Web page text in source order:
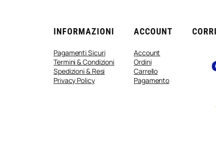
INFORMAZIONI
Pagamenti Sicuri
Termini & Condizioni
Spedizioni & Resi
Privacy Policy
ACCOUNT
Account
Ordini
Carrello
Pagamento